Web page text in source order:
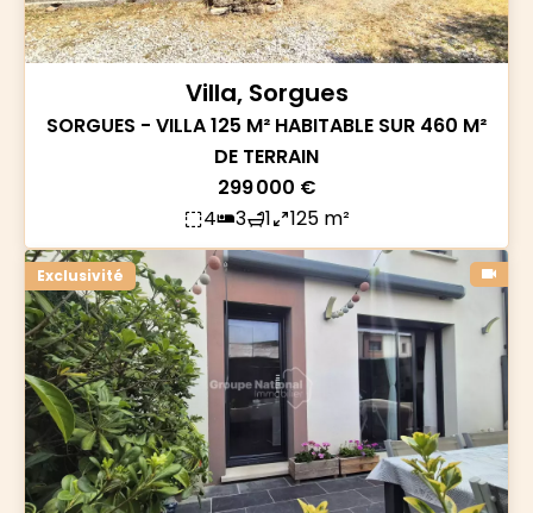
Villa, Sorgues
SORGUES - VILLA 125 M² HABITABLE SUR 460 M²
DE TERRAIN
299 000 €
4
3 1 125 m²
Exclusivité